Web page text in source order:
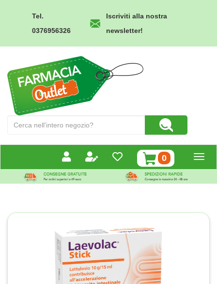
Tel.
0376956326
Iscriviti alla nostra
newsletter!
Outlet
Prodotto
Cerca Prodotto
0prodotti
inseriti